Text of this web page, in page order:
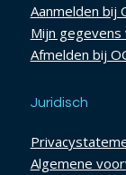
Aanmelden bij
Mijn gegevens
Afmelden bij
Juridisch
Algemene